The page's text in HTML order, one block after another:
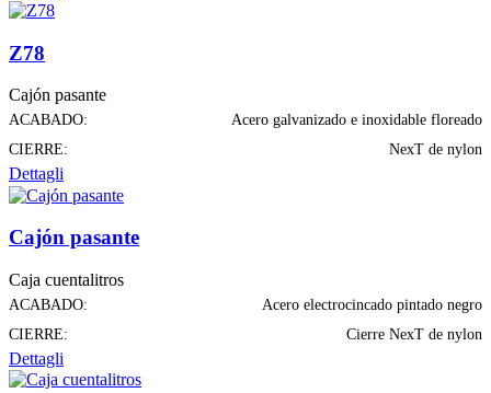
Z78
Cajón pasante
ACABADO:
Acero galvanizado e inoxidable floreado
CIERRE:
NexT de nylon
Dettagli
Cajón pasante
Caja cuentalitros
ACABADO:
Acero electrocincado pintado negro
CIERRE:
Cierre NexT de nylon
Dettagli